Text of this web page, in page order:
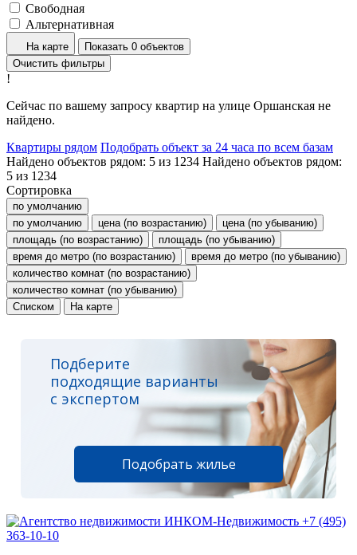
Свободная
Альтернативная
На карте
Показать 0 объектов
Очистить фильтры
!
Сейчас по вашему запросу квартир на улице Оршанская не
найдено.
Квартиры рядом Подобрать объект за 24 часа по всем базам
Найдено объектов рядом: 5 из 1234 Найдено объектов рядом:
5 из 1234
Сортировка
по умолчанию
по умолчанию
цена (по возрастанию)
цена (по убыванию)
площадь (по возрастанию)
площадь (по убыванию)
время до метро (по возрастанию)
время до метро (по убыванию)
количество комнат (по возрастанию)
количество комнат (по убыванию)
Списком
На карте
Подберите
подходящие варианты
с экспертом
Подобрать жилье
+7 (495)
363-10-10